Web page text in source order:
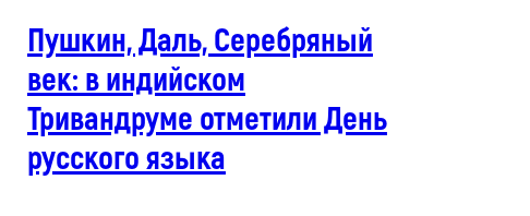
Пушкин, Даль, Серебряный
век: в индийском
Тривандруме отметили День
русского языка